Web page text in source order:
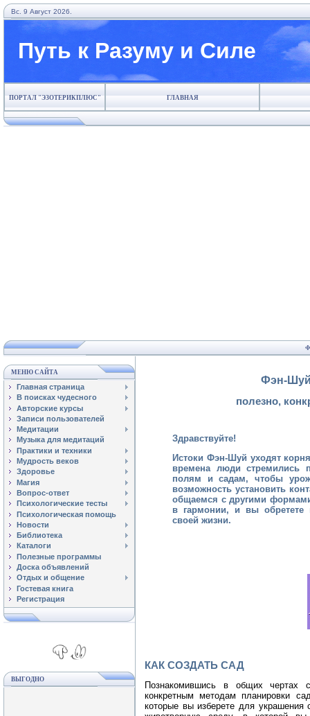
Вс. 9 Август 2026.
Путь к Разуму и Силе
ПОРТАЛ "ЭЗОТЕРИКПЛЮС" ГЛАВНАЯ
МЕНЮ САЙТА
Главная страница
В поисках чудесного
Авторские курсы
Записи пользователей
Медитации
Музыка для медитаций
Практики и техники
Мудрость веков
Здоровье
Магия
Вопрос-ответ
Психологические тесты
Психологическая помощь
Новости
Библиотека
Каталоги
Полезные программы
Доска объявлений
Отдых и общение
Гостевая книга
Регистрация
ВЫГОДНО
Фэн-Шуй
полезно,
Здравствуйте!
Истоки Фэн-Шуй уходят
времена люди стремились
полям и садам, чтобы
возможность установить
общаемся с другими
в гармонии, и вы
своей жизни.
КАК СОЗДАТЬ САД
Познакомившись в общих
конкретным методам планировки
которые вы изберете для украшения